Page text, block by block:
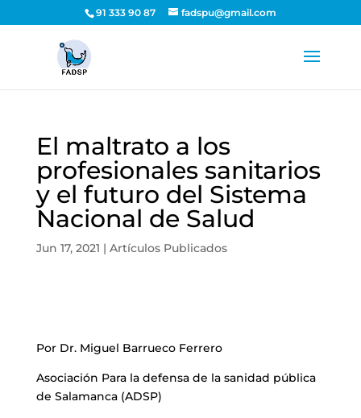
91 333 90 87 fadspu@gmail.com
El maltrato a los
profesionales sanitarios
y el futuro del Sistema
Nacional de Salud
Jun 17, 2021 | Artículos Publicados
Por Dr. Miguel Barrueco Ferrero
Asociación Para la defensa de la sanidad pública
de Salamanca (ADSP)